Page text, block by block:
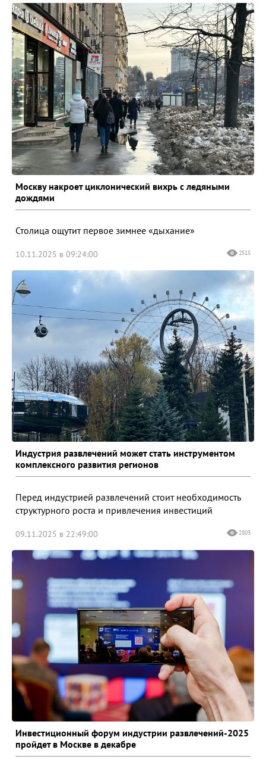
Москву накроет циклонический вихрь с ледяными
дождями
Столица ощутит первое зимнее «дыхание»
10.11.2025 в 09:24:00 2515
Индустрия развлечений может стать инструментом
комплексного развития регионов
Перед индустрией развлечений стоит необходимость
структурного роста и привлечения инвестиций
09.11.2025 в 22:49:00 2803
Инвестиционный форум индустрии развлечений-2025
пройдет в Москве в декабре